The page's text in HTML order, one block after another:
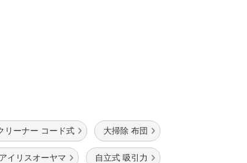
リーナー コード式 大掃除 布団
イリスオーヤマ 自立式 吸引力